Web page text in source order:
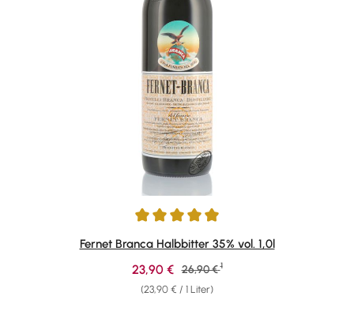
Durchschnittliche Bewertung von 4.94 von 5 Sternen
Fernet Branca Halbbitter 35% vol. 1,0l
(23,90 € / 1 Liter)
Verkaufspreis:
23,90 € Regulärer Preis:
26,90 € 1